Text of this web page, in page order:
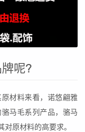
呢?
材料来看，诺悠翩雅
马毛系列产品，骆马
原材料的高要求。